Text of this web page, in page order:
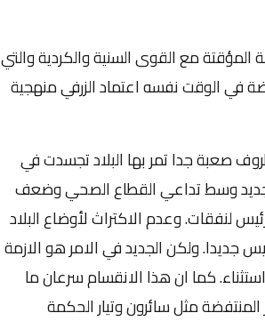
مع القوى السنية والكردية والتي
في الوقت نفسه اعتماد الزرفي منهجية
صعبة جدا تمر بها البلاد تجسدت في
الجديد وسط تداعي القطاع الصحي وضعف
لأكثر من 50%، وهو الايراد الرئيس لنفقات. وعدم الاكتراث لأوضاع البلاد
جديدا. ولكن الجديد في الامر هو الازمة
كما ان هذا الانقسام سرعان ما
مثل سائرون وتيار الحكمة